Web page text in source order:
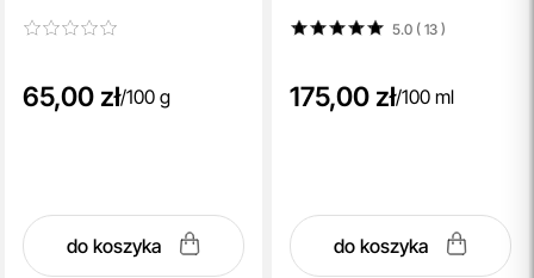
65,00 zł/100 g
do koszyka
5.0 ( 13)
175,00 zł/100 ml
do koszyka